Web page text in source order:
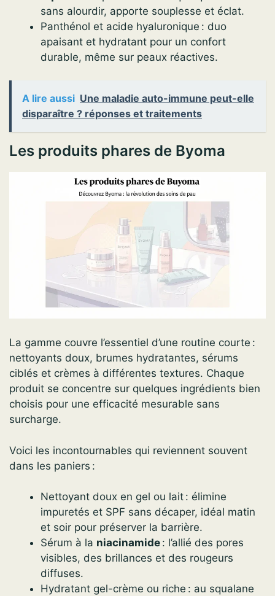
sans alourdir, apporte souplesse et éclat.
Panthénol et acide hyaluronique : duo
apaisant et hydratant pour un confort
durable, même sur peaux réactives.
A lire aussi Une maladie auto-immune peut-elle
disparaître ? réponses et traitements
Les produits phares de Byoma
La gamme couvre l’essentiel d’une routine courte :
nettoyants doux, brumes hydratantes, sérums
ciblés et crèmes à différentes textures. Chaque
produit se concentre sur quelques ingrédients bien
choisis pour une efficacité mesurable sans
surcharge.
Voici les incontournables qui reviennent souvent
dans les paniers :
Nettoyant doux en gel ou lait : élimine
impuretés et SPF sans décaper, idéal matin
et soir pour préserver la barrière.
Sérum à la niacinamide : l’allié des pores
visibles, des brillances et des rougeurs
diffuses.
Hydratant gel-crème ou riche : au squalane